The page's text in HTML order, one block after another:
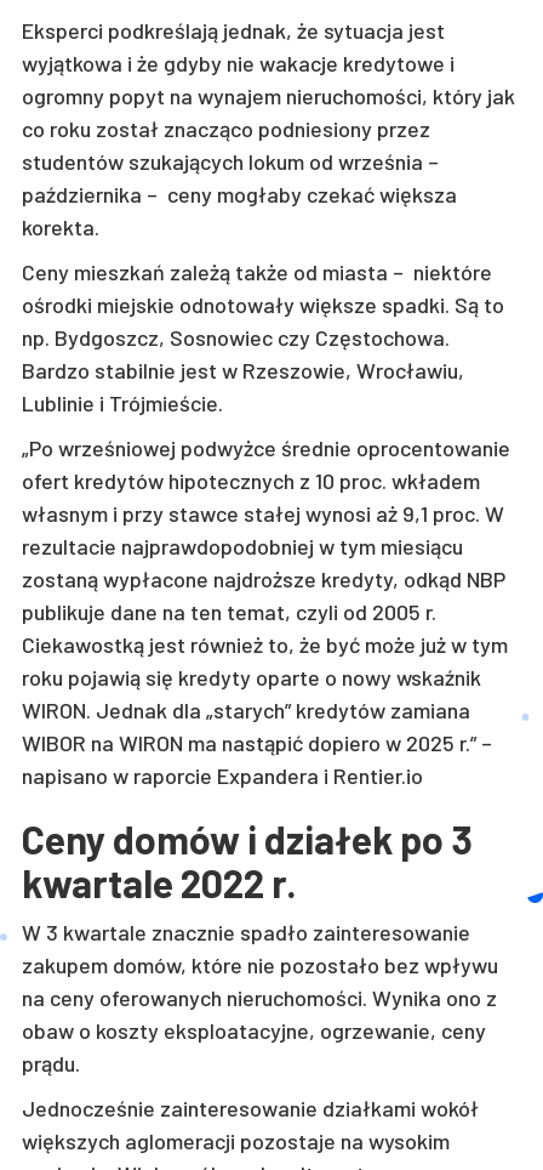
Eksperci podkreślają jednak, że sytuacja jest
wyjątkowa i że gdyby nie wakacje kredytowe i
ogromny popyt na wynajem nieruchomości, który jak
co roku został znacząco podniesiony przez
studentów szukających lokum od września –
października – ceny mogłaby czekać większa
korekta.
Ceny mieszkań zależą także od miasta – niektóre
ośrodki miejskie odnotowały większe spadki. Są to
np. Bydgoszcz, Sosnowiec czy Częstochowa.
Bardzo stabilnie jest w Rzeszowie, Wrocławiu,
Lublinie i Trójmieście.
„Po wrześniowej podwyżce średnie oprocentowanie
ofert kredytów hipotecznych z 10 proc. wkładem
własnym i przy stawce stałej wynosi aż 9,1 proc. W
rezultacie najprawdopodobniej w tym miesiącu
zostaną wypłacone najdroższe kredyty, odkąd NBP
publikuje dane na ten temat, czyli od 2005 r.
Ciekawostką jest również to, że być może już w tym
roku pojawią się kredyty oparte o nowy wskaźnik
WIRON. Jednak dla „starych” kredytów zamiana
WIBOR na WIRON ma nastąpić dopiero w 2025 r.” –
napisano w raporcie Expandera i Rentier.io
Ceny domów i działek po 3
kwartale 2022 r.
W 3 kwartale znacznie spadło zainteresowanie
zakupem domów, które nie pozostało bez wpływu
na ceny oferowanych nieruchomości. Wynika ono z
obaw o koszty eksploatacyjne, ogrzewanie, ceny
prądu.
Jednocześnie zainteresowanie działkami wokół
większych aglomeracji pozostaje na wysokim